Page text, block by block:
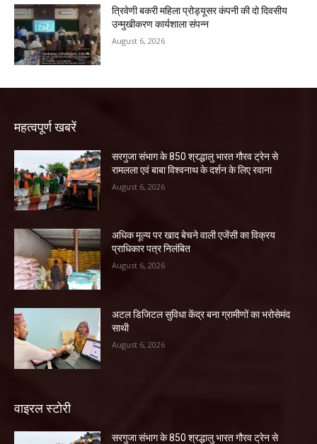
त्रिवेणी बकरी महिला प्रोड्यूसर कंपनी की दो दिवसीय
उन्मुखीकरण कार्यशाला संपन्न
August 6, 2026
महत्वपूर्ण खबरें
सरगुजा संभाग के 850 श्रद्धालु भारत गौरव ट्रेन से
रामलला एवं बाबा विश्वनाथ के दर्शन के लिए रवाना
August 6, 2026
अधिक मूल्य पर खाद बेचने वाली एजेंसी का विक्रय
प्राधिकार पत्र निलंबित
August 6, 2026
अटल डिजिटल सुविधा केंद्र बना ग्रामीणों का भरोसेमंद
साथी
August 6, 2026
वाइरल स्टोरी
सरगुजा संभाग के 850 श्रद्धालु भारत गौरव ट्रेन से